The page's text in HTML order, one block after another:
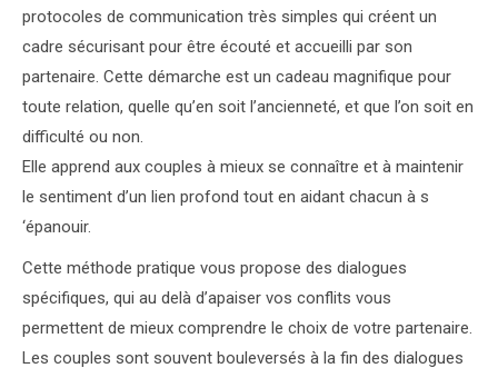
protocoles de communication très simples qui créent un
cadre sécurisant pour être écouté et accueilli par son
partenaire. Cette démarche est un cadeau magnifique pour
toute relation, quelle qu’en soit l’ancienneté, et que l’on soit en
difficulté ou non.
Elle apprend aux couples à mieux se connaître et à maintenir
le sentiment d’un lien profond tout en aidant chacun à s
‘épanouir.
Cette méthode pratique vous propose des dialogues
spécifiques, qui au delà d’apaiser vos conflits vous
permettent de mieux comprendre le choix de votre partenaire.
Les couples sont souvent bouleversés à la fin des dialogues